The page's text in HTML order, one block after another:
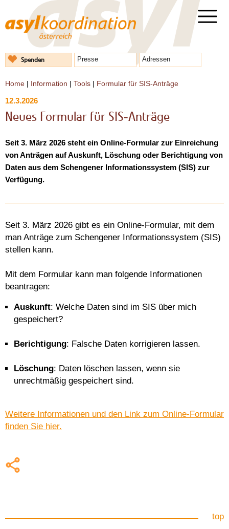
Spenden Presse Adressen
Home | Information | Tools | Formular für SIS-Anträge
12.3.2026
Neues Formular für SIS-Anträge
Seit 3. März 2026 steht ein Online-Formular zur Einreichung
von Anträgen auf Auskunft, Löschung oder Berichtigung von
Daten aus dem Schengener Informationssystem (SIS) zur
Verfügung.
Seit 3. März 2026 gibt es ein Online-Formular, mit dem
man Anträge zum Schengener Informationssystem (SIS)
stellen kann.
Mit dem Formular kann man folgende Informationen
beantragen:
Auskunft: Welche Daten sind im SIS über mich
gespeichert?
Berichtigung: Falsche Daten korrigieren lassen.
Löschung: Daten löschen lassen, wenn sie
unrechtmäßig gespeichert sind.
Weitere Informationen und den Link zum Online-Formular
finden Sie hier.
top